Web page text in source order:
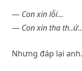
— Con xin lỗi…
— Con xin tha
Nhưng đáp lại